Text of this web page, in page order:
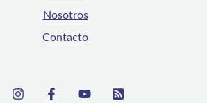
Nosotros
Contacto